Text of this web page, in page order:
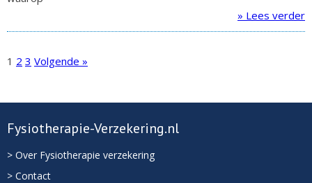
» Lees verder
1 2 3 Volgende »
Fysiotherapie-Verzekering.nl
> Over Fysiotherapie verzekering
> Contact